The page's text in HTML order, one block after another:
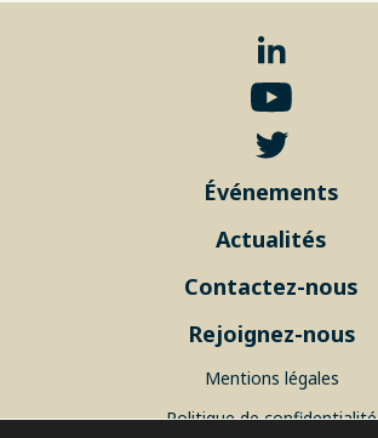
Événements
Actualités
Contactez-nous
Rejoignez-nous
Mentions légales
Politique de confidentialité